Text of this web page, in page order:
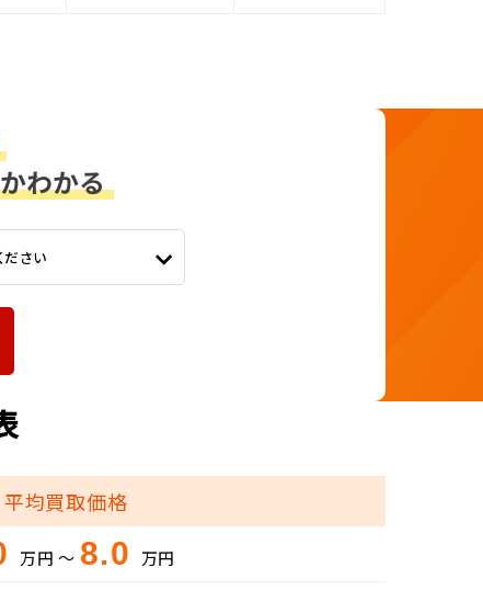
ださい
平均買取価格
万円 ～ 8.0 万円